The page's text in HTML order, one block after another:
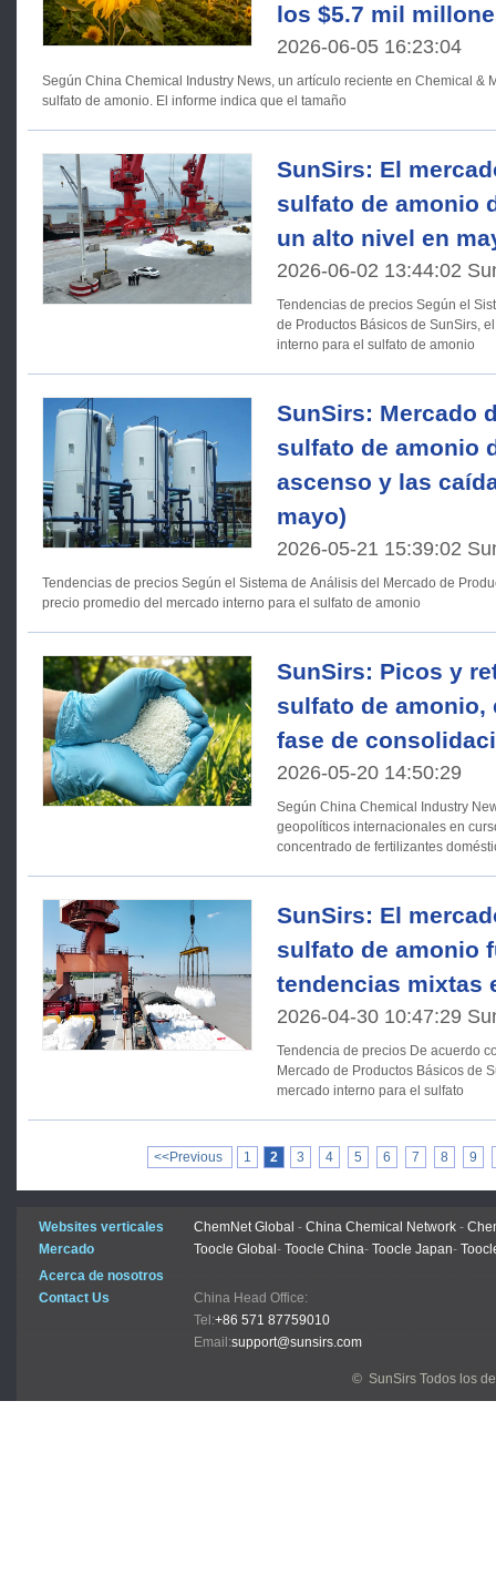
los $5.7 mil
2026-06-05 16:23:04
Según China Chemical Industry News, un artículo reciente en Chemical &
sulfato de amonio. El informe indica que el tamaño
SunSirs: El
sulfato de amonio
un alto nivel en
2026-06-02 13:44:02
Tendencias de precios Según el Sistema de Análisis del Mercado
de Productos Básicos de SunSirs,
interno para el sulfato de amonio
SunSirs: Mercado
sulfato de amonio
ascenso y las
mayo)
2026-05-21 15:39:02
Tendencias de precios Según el Sistema de Análisis del Mercado de Productos Básicos de SunSirs, el
precio promedio del mercado interno para el sulfato de amonio
SunSirs: Picos y
sulfato de amonio,
fase de
2026-05-20 14:50:29
Según China Chemical Industry
geopolíticos internacionales en
concentrado de fertilizantes
SunSirs: El
sulfato de amonio
tendencias mixtas
2026-04-30 10:47:29
Tendencia de precios De acuerdo con el Sistema de Análisis del
Mercado de Productos Básicos de
mercado interno para el sulfato
<<Previous 1 2 3 4 5 6 7 8 9
Websites verticales ChemNet Global - China Chemical Network -
Mercado
Toocle Global - Toocle China- Toocle Japan-
Acerca de nosotros
Contact Us
China Head Office:
Tel:+86 571 87759010
Email:support@sunsirs.com
© SunSirs Todos los